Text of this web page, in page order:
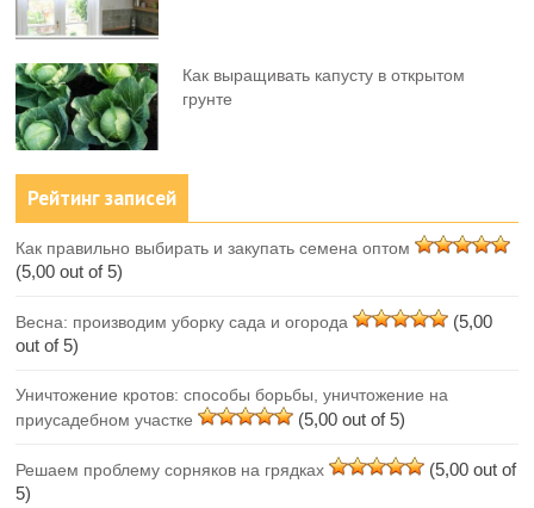
Как выращивать капусту в открытом
грунте
Рейтинг записей
Как правильно выбирать и закупать семена оптом
(5,00 out of 5)
Весна: производим уборку сада и огорода
(5,00
out of 5)
Уничтожение кротов: способы борьбы, уничтожение на
приусадебном участке
(5,00 out of 5)
Решаем проблему сорняков на грядках
(5,00 out of
5)